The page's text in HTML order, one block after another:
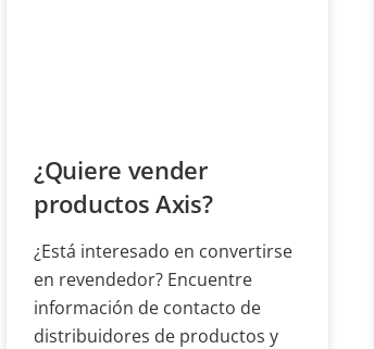
¿Quiere vender
productos Axis?
¿Está interesado en convertirse
en revendedor? Encuentre
información de contacto de
distribuidores de productos y